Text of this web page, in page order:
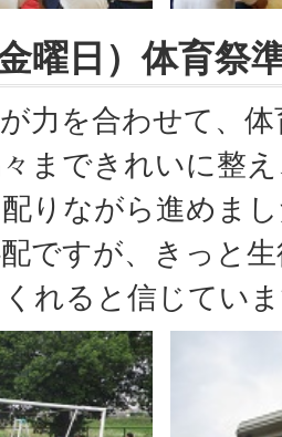
曜日）体育祭
力を合わせて、
まできれいに整
りながら進めま
ですが、きっと
れると信じてい